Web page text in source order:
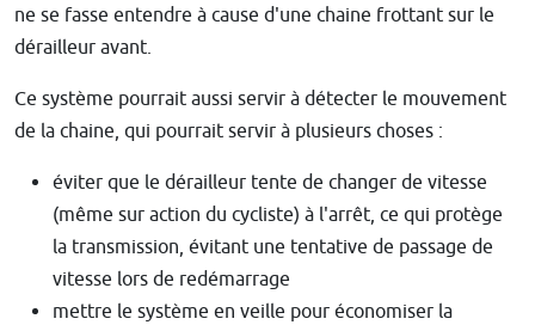
ne se fasse entendre à cause d'une chaine frottant sur le
dérailleur avant.
Ce système pourrait aussi servir à détecter le mouvement
de la chaine, qui pourrait servir à plusieurs choses :
éviter que le dérailleur tente de changer de vitesse
(même sur action du cycliste) à l'arrêt, ce qui protège
la transmission, évitant une tentative de passage de
vitesse lors de redémarrage
mettre le système en veille pour économiser la